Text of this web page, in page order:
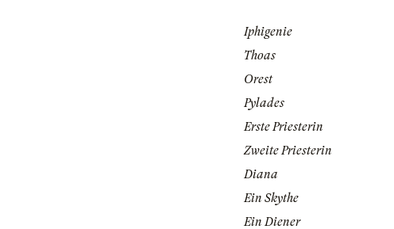
Iphigenie
Thoas
Orest
Pylades
Erste Priesterin
Zweite Priesterin
Diana
Ein Skythe
Ein Diener